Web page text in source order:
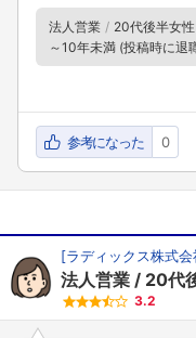
法人営業 20代後半女性
～10年未満 (投稿時に退
参考になった 0
[ラディックス株式会
法人営業 20代
3.2